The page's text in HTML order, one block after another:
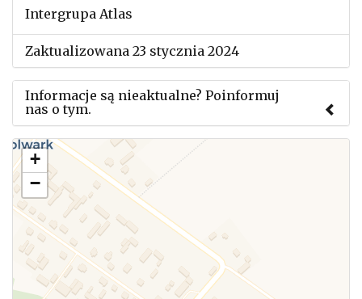
Intergrupa Atlas
Zaktualizowana 23 stycznia 2024
Informacje są nieaktualne? Poinformuj
nas o tym.
Użyj tego formularza aby przesłać informację o
zmianach w powyższym mityngu.
+
−